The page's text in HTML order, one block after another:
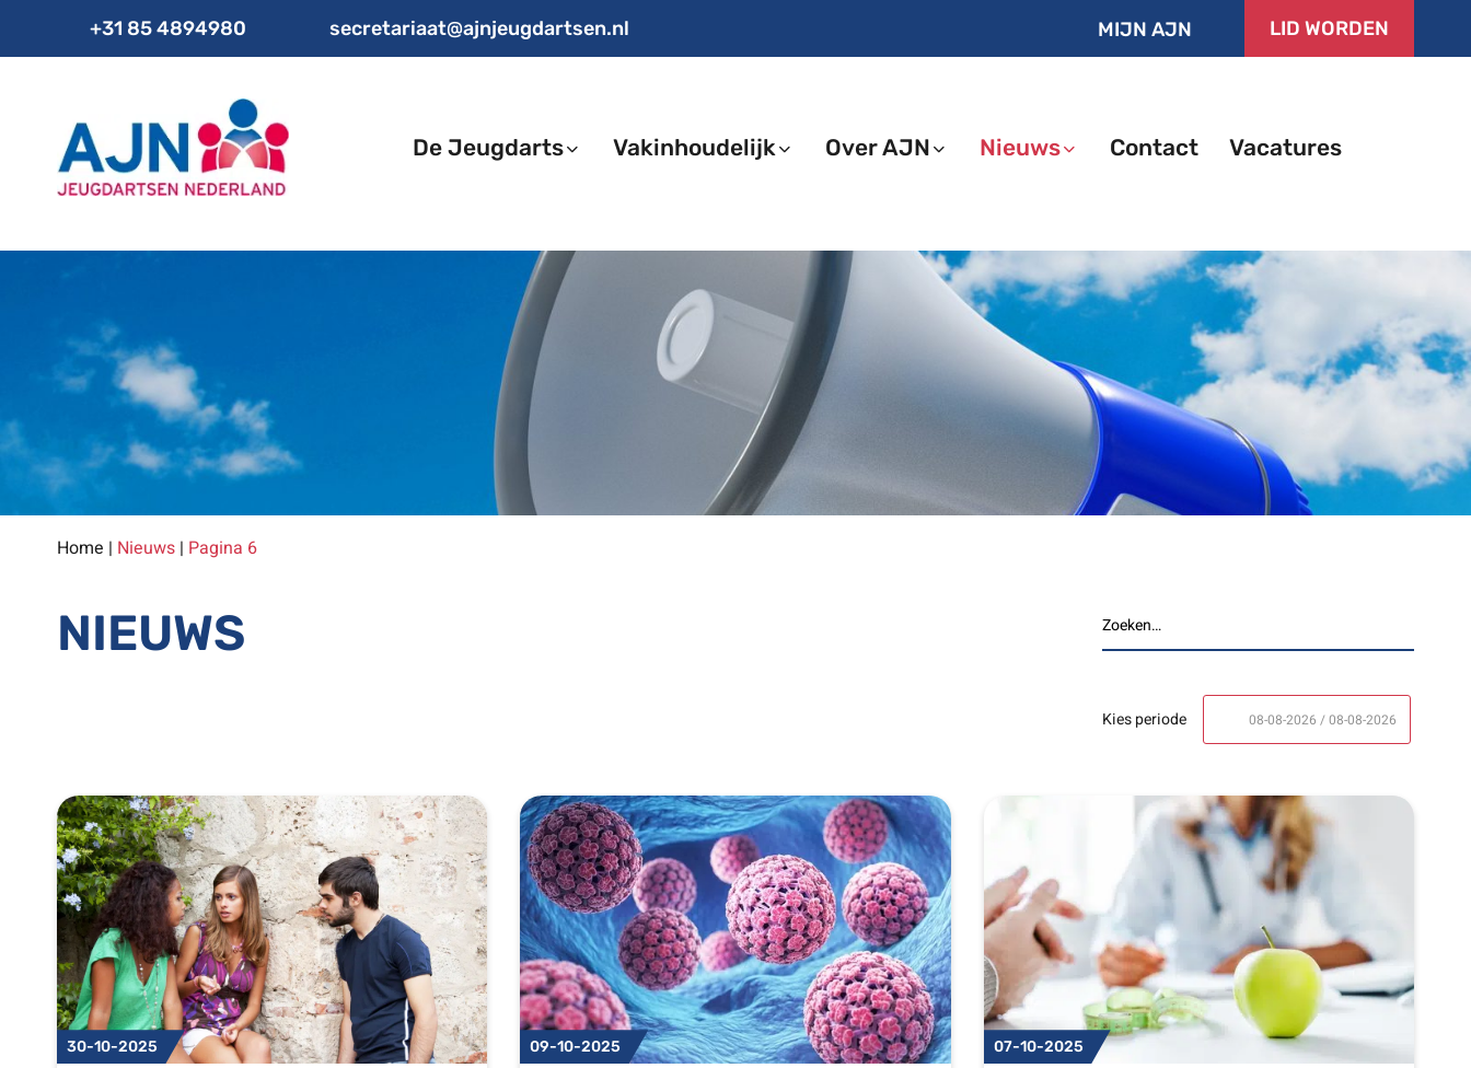
+31 85 4894980 secretariaat@ajnjeugdartsen.nl MIJN AJN LID WORDEN
De Jeugdarts Vakinhoudelijk Over AJN Nieuws Contact Vacatures
Home | Nieuws | Pagina 6
NIEUWS
Kies periode
30-10-2025 09-10-2025 07-10-2025